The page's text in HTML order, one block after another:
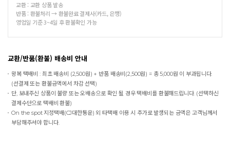
교환 : 교환 상품 발송
반품 : 환불처리 → 환불완료 결제사(카드, 은행)
영업일 기준 3~4일 후 환불확인 가능
교환/반품(환불) 배송비 안내
왕복 택배비 : 최초 배송비 (2,500원) + 반품 배송비(2,500원) = 총 5,000원 이 부과됩니다.
(선결제 또는 환불금액에서 차감 선택)
단, 보내주신 상품이 불량 또는 오배송으로 확인 될 경우 택배비를 환불해드립니다. (선택하신
결제수단으로 택배비 환불)
On the spot지정택배(CJ대한통운) 외 타택배 이용 시 추가로 발생되는 금액은 고객님께서
부담해주셔야 합니다.